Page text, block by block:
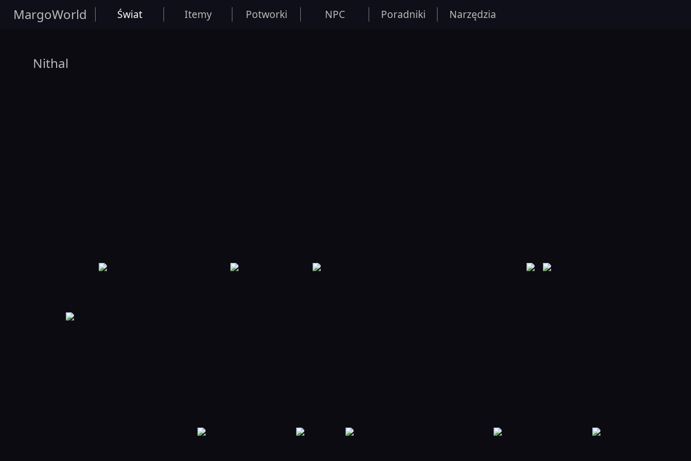
MargoWorld Świat Itemy Potworki NPC Poradniki Narzędzia
Nithal